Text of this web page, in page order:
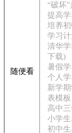
随便看
“破坏
提高
培养
学习
清华
下载)
暑假
个人
新学
表模板
高中
小学
初中